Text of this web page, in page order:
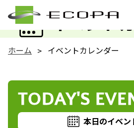
イベント
EVENT
ホーム イベントカレンダー
TODAY'S
本日のイベン